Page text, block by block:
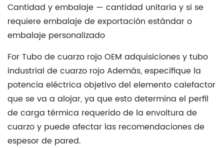
Cantidad y embalaje — cantidad unitaria y si se
requiere embalaje de exportación estándar o
embalaje personalizado
ForTubo de cuarzo rojo OEM adquisiciones ytubo
industrial de cuarzo rojoAdemás, especifique la
potencia eléctrica objetivo del elemento calefactor
que se va a alojar, ya que esto determina el perfil
de carga térmica requerido de la envoltura de
cuarzo y puede afectar las recomendaciones de
espesor de pared.